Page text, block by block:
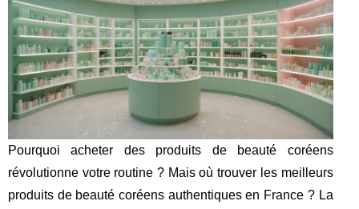
Pourquoi acheter des produits de beauté coréens
révolutionne votre routine ? Mais où trouver les meilleurs
produits de beauté coréens authentiques en France ? La